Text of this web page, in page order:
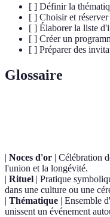
[ ] Définir la
[ ] Choisir et
[ ] Élaborer la liste
[ ] Créer un
[ ] Préparer des
Glossaire
| Noces d'or | Célébration
l'union et la longévité.
| Rituel | Pratique
dans une culture ou une
| Thématique | Ensemble
unissent un événement